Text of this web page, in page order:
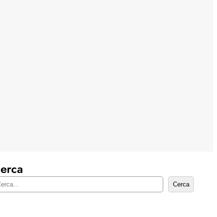
Cerca